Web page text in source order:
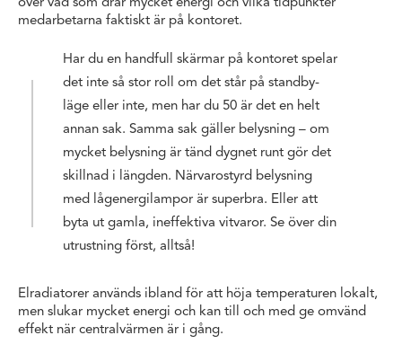
över vad som drar mycket energi och vilka tidpunkter
medarbetarna faktiskt är på kontoret.
Har du en handfull skärmar på kontoret spelar
det inte så stor roll om det står på standby-
läge eller inte, men har du 50 är det en helt
annan sak. Samma sak gäller belysning – om
mycket belysning är tänd dygnet runt gör det
skillnad i längden. Närvarostyrd belysning
med lågenergilampor är superbra. Eller att
byta ut gamla, ineffektiva vitvaror. Se över din
utrustning först, alltså!
Elradiatorer används ibland för att höja temperaturen lokalt,
men slukar mycket energi och kan till och med ge omvänd
effekt när centralvärmen är i gång.